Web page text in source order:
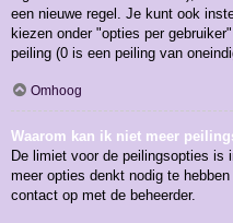
een nieuwe regel. Je kunt ook
kiezen onder "opties per
peiling (0 is een peiling van
Omhoog
Waarom kan ik niet meer
De limiet voor de peilingsopties is
meer opties denkt nodig te
contact op met de beheerder.